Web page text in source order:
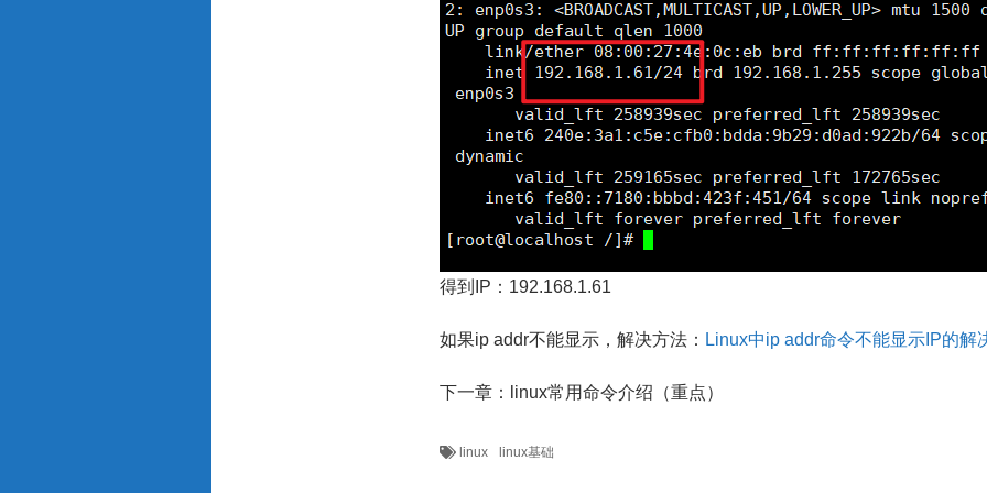
得到IP：192.168.1.61
如果ip addr不能显示，解决方法： Linux中ip addr命令不能显示IP的解
下一章：linux常用命令介绍（重点）
linux linux基础